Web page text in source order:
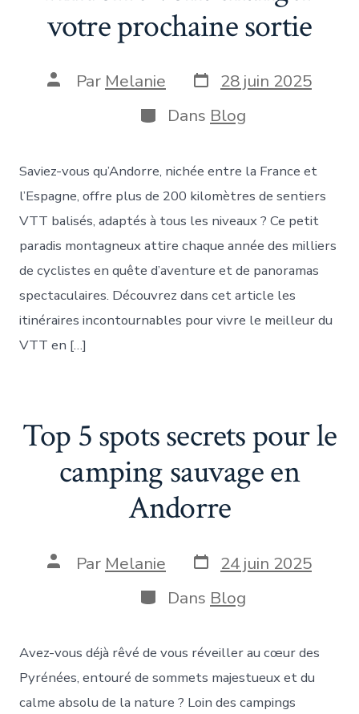
votre prochaine sortie
Auteur
Par Melanie Date
de
publication
28 juin 2025
Catégories
Dans Blog
Saviez-vous qu’Andorre, nichée entre la France et
l’Espagne, offre plus de 200 kilomètres de sentiers
VTT balisés, adaptés à tous les niveaux ? Ce petit
paradis montagneux attire chaque année des milliers
de cyclistes en quête d’aventure et de panoramas
spectaculaires. Découvrez dans cet article les
itinéraires incontournables pour vivre le meilleur du
VTT en […]
Top 5 spots secrets pour le
camping sauvage en
Andorre
Auteur
Par Melanie Date
de
publication
24 juin 2025
Catégories
Dans Blog
Avez-vous déjà rêvé de vous réveiller au cœur des
Pyrénées, entouré de sommets majestueux et du
calme absolu de la nature ? Loin des campings